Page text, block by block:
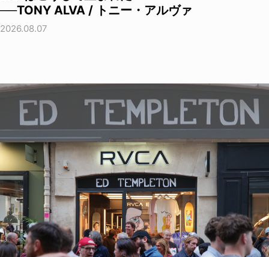
──TONY ALVA / トニー・アルヴァ
2026.08.07